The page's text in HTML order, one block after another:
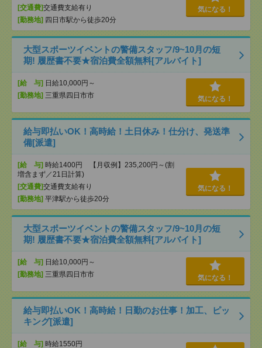
[交通費]交通費支給有り
[勤務地] 四日市駅から徒歩20分
気になる！
大型スポーツイベントの警備スタッフ/9~10月の短
期! 履歴書不要★宿泊費全額無料[アルバイト]
[給 与] 日給10,000円～
[勤務地] 三重県四日市市 気になる！
給与即払いOK！高時給！土日休み！仕分け、発送準
備[派遣]
[給 与] 時給1400円 【月収例】235,200円～(割
増含まず／21日計算)
[交通費]交通費支給有り
[勤務地] 平津駅から徒歩20分
気になる！
大型スポーツイベントの警備スタッフ/9~10月の短
期! 履歴書不要★宿泊費全額無料[アルバイト]
[給 与] 日給10,000円～
[勤務地] 三重県四日市市 気になる！
給与即払いOK！高時給！日勤のお仕事！加工、ピッ
キング[派遣]
[給 与] 時給1550円